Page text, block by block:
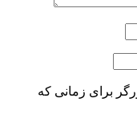
برای زمانی که